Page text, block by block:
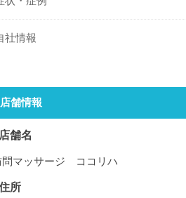
社情報
店舗情報
舗名
問マッサージ ココリハ
所